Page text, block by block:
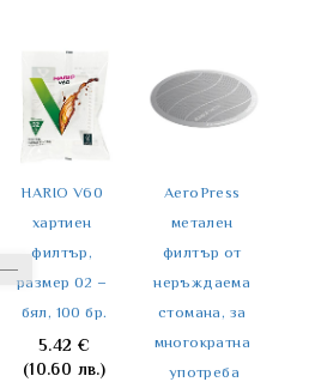
HARIO V60
хартиен
филтър,
размер 02 –
бял, 100 бр.
5.42 €
(10.60 лв.)
AeroPress
метален
филтър от
неръждаема
стомана, за
многократна
употреба